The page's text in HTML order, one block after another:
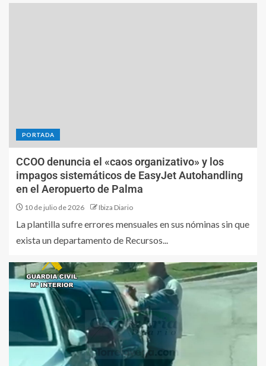
PORTADA
CCOO denuncia el «caos organizativo» y los
impagos sistemáticos de EasyJet Autohandling
en el Aeropuerto de Palma
10 de julio de 2026 Ibiza Diario
La plantilla sufre errores mensuales en sus nóminas sin que
exista un departamento de Recursos...